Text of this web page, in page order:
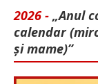
2026 - „Anul
calendar
și mame)”